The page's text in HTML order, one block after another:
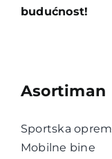
budućnost!
Asortiman
Sportska
Mobilne bine